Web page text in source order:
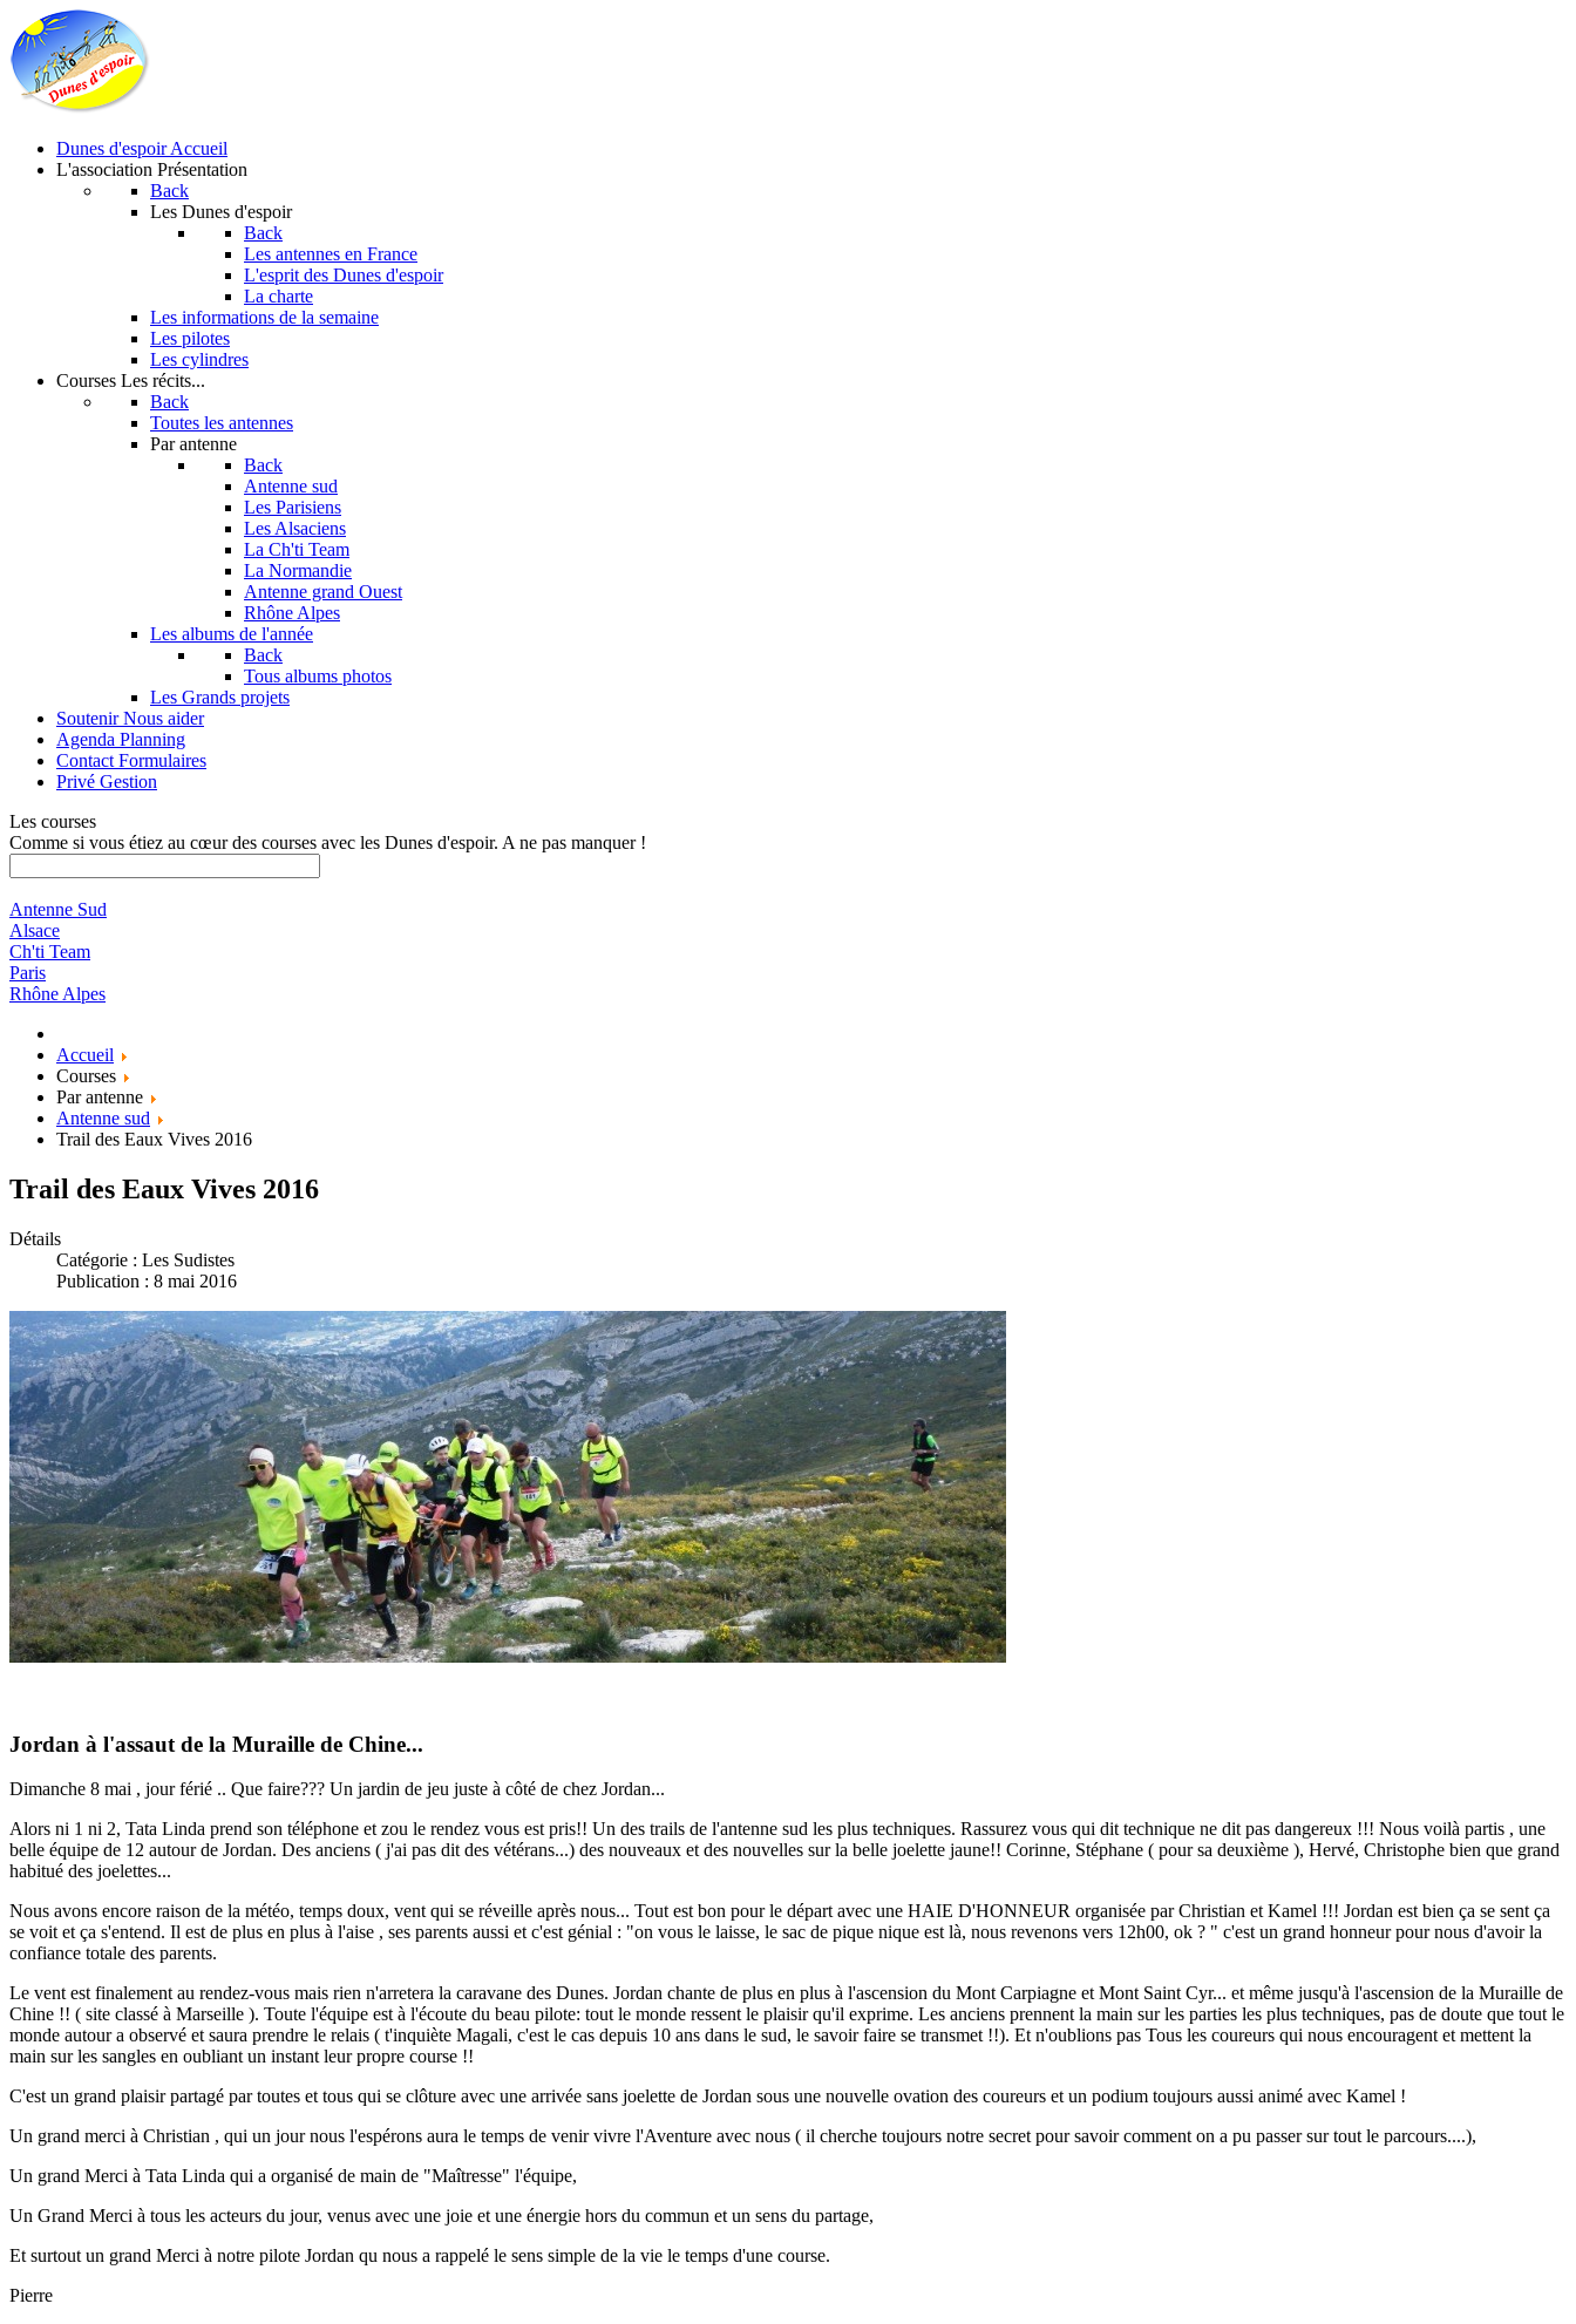
Dunes d'espoir Accueil
L'association Présentation
Back
Les Dunes d'espoir
Back
Les antennes en France
L'esprit des Dunes d'espoir
La charte
Les informations de la semaine
Les pilotes
Les cylindres
Courses Les récits...
Back
Toutes les antennes
Par antenne
Back
Antenne sud
Les Parisiens
Les Alsaciens
La Ch'ti Team
La Normandie
Antenne grand Ouest
Rhône Alpes
Les albums de l'année
Back
Tous albums photos
Les Grands projets
Soutenir Nous aider
Agenda Planning
Contact Formulaires
Privé Gestion
Les courses
Comme si vous étiez au cœur des courses avec les Dunes d'espoir. A ne pas manquer !
Antenne Sud
Alsace
Ch'ti Team
Paris
Rhône Alpes
Accueil
Courses
Par antenne
Antenne sud
Trail des Eaux Vives 2016
Trail des Eaux Vives 2016
Détails
Catégorie : Les Sudistes
Publication : 8 mai 2016
Jordan à l'assaut de la Muraille de Chine...
Dimanche 8 mai , jour férié .. Que faire??? Un jardin de jeu juste à côté de chez Jordan...
Alors ni 1 ni 2, Tata Linda prend son téléphone et zou le rendez vous est pris!! Un des trails de l'antenne sud les plus techniques. Rassurez vous qui dit technique ne dit pas dangereux !!! Nous voilà partis , une
belle équipe de 12 autour de Jordan. Des anciens ( j'ai pas dit des vétérans...) des nouveaux et des nouvelles sur la belle joelette jaune!! Corinne, Stéphane ( pour sa deuxième ), Hervé, Christophe bien que grand
habitué des joelettes...
Nous avons encore raison de la météo, temps doux, vent qui se réveille après nous... Tout est bon pour le départ avec une HAIE D'HONNEUR organisée par Christian et Kamel !!! Jordan est bien ça se sent ça
se voit et ça s'entend. Il est de plus en plus à l'aise , ses parents aussi et c'est génial : "on vous le laisse, le sac de pique nique est là, nous revenons vers 12h00, ok ? " c'est un grand honneur pour nous d'avoir la
confiance totale des parents.
Le vent est finalement au rendez-vous mais rien n'arretera la caravane des Dunes. Jordan chante de plus en plus à l'ascension du Mont Carpiagne et Mont Saint Cyr... et même jusqu'à l'ascension de la Muraille de
Chine !! ( site classé à Marseille ). Toute l'équipe est à l'écoute du beau pilote: tout le monde ressent le plaisir qu'il exprime. Les anciens prennent la main sur les parties les plus techniques, pas de doute que tout le
monde autour a observé et saura prendre le relais ( t'inquiète Magali, c'est le cas depuis 10 ans dans le sud, le savoir faire se transmet !!). Et n'oublions pas Tous les coureurs qui nous encouragent et mettent la
main sur les sangles en oubliant un instant leur propre course !!
C'est un grand plaisir partagé par toutes et tous qui se clôture avec une arrivée sans joelette de Jordan sous une nouvelle ovation des coureurs et un podium toujours aussi animé avec Kamel !
Un grand merci à Christian , qui un jour nous l'espérons aura le temps de venir vivre l'Aventure avec nous ( il cherche toujours notre secret pour savoir comment on a pu passer sur tout le parcours....),
Un grand Merci à Tata Linda qui a organisé de main de "Maîtresse" l'équipe,
Un Grand Merci à tous les acteurs du jour, venus avec une joie et une énergie hors du commun et un sens du partage,
Et surtout un grand Merci à notre pilote Jordan qu nous a rappelé le sens simple de la vie le temps d'une course.
Pierre